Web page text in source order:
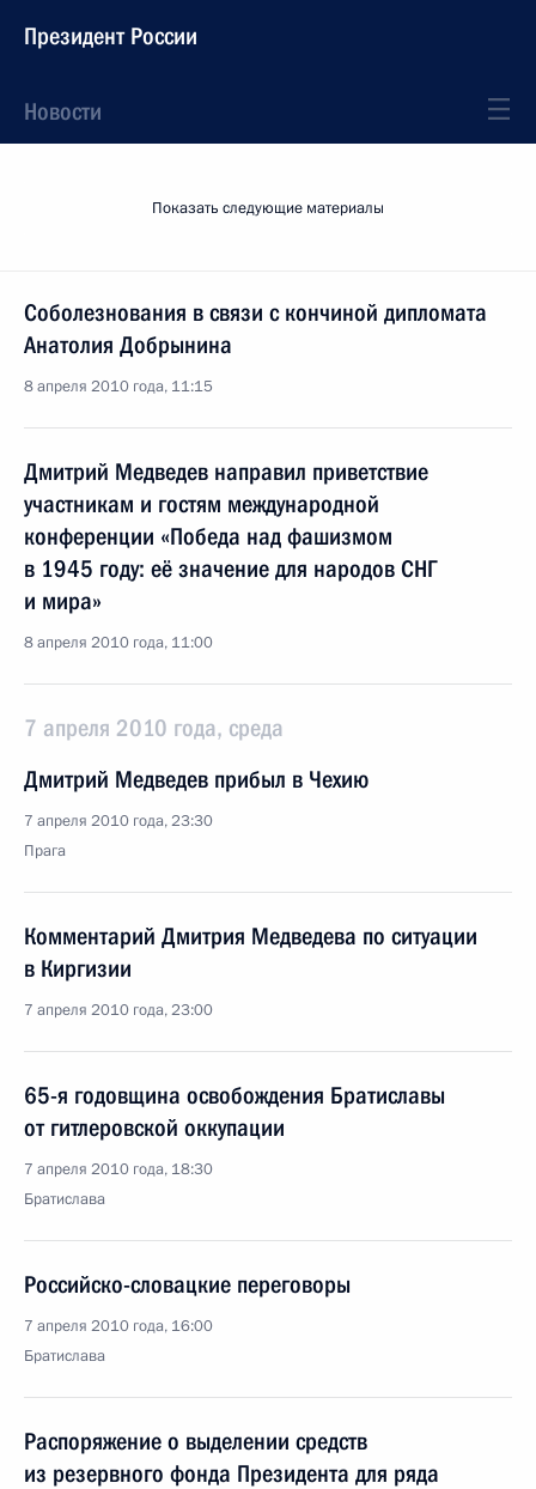
Президент России
Новости
Показать следующие материалы
Соболезнования в связи с кончиной дипломата
Анатолия Добрынина
8 апреля 2010 года, 11:15
Дмитрий Медведев направил приветствие
участникам и гостям международной
конференции «Победа над фашизмом
в 1945 году: её значение для народов СНГ
и мира»
8 апреля 2010 года, 11:00
7 апреля 2010 года, среда
Дмитрий Медведев прибыл в Чехию
7 апреля 2010 года, 23:30
Прага
Комментарий Дмитрия Медведева по ситуации
в Киргизии
7 апреля 2010 года, 23:00
65-я годовщина освобождения Братиславы
от гитлеровской оккупации
7 апреля 2010 года, 18:30
Братислава
Российско-словацкие переговоры
7 апреля 2010 года, 16:00
Братислава
Распоряжение о выделении средств
из резервного фонда Президента для ряда